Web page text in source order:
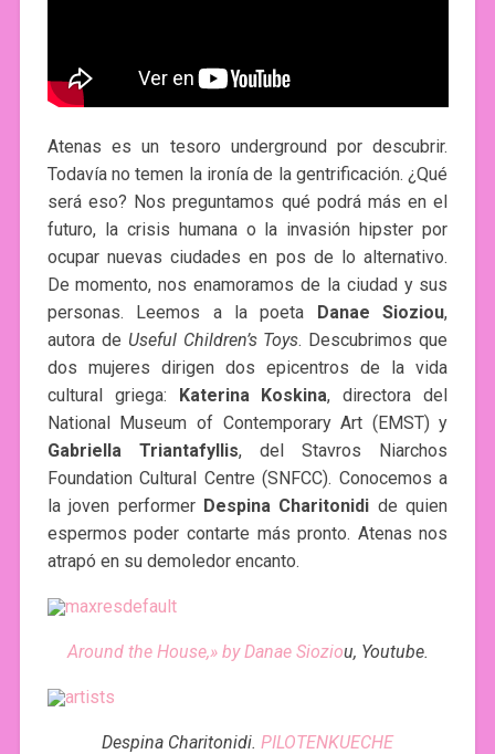
Atenas es un tesoro underground por descubrir.
Todavía no temen la ironía de la gentrificación. ¿Qué
será eso? Nos preguntamos qué podrá más en el
futuro, la crisis humana o la invasión hipster por
ocupar nuevas ciudades en pos de lo alternativo.
De momento, nos enamoramos de la ciudad y sus
personas. Leemos a la poeta Danae Sioziou,
autora de Useful Children’s Toys. Descubrimos que
dos mujeres dirigen dos epicentros de la vida
cultural griega: Katerina Koskina, directora del
National Museum of Contemporary Art (EMST) y
Gabriella Triantafyllis, del Stavros Niarchos
Foundation Cultural Centre (SNFCC). Conocemos a
la joven performer Despina Charitonidi de quien
espermos poder contarte más pronto. Atenas nos
atrapó en su demoledor encanto.
Around the House,» by Danae Sioziou, Youtube.
Despina Charitonidi. PILOTENKUECHE